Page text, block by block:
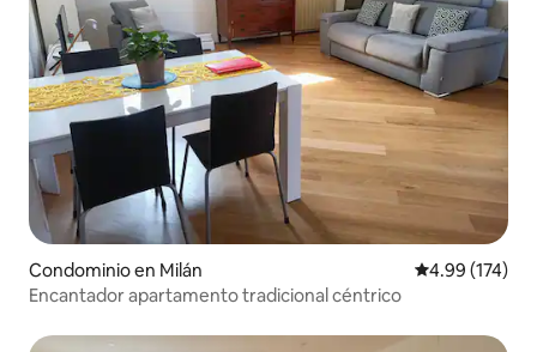
Condominio en Milán Calificación
4.99 (174)
Encantador apartamento tradicional céntrico